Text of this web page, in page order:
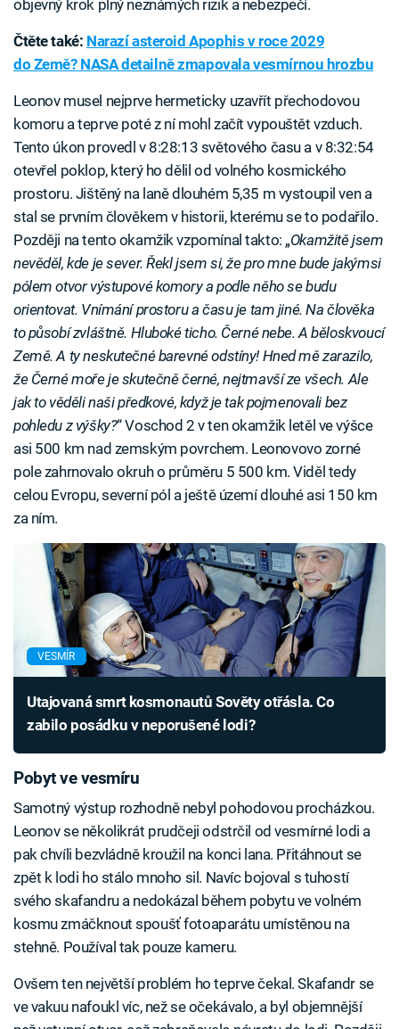
objevný krok plný neznámých rizik a nebezpečí.
Čtěte také: Narazí asteroid Apophis v roce 2029
do Země? NASA detailně zmapovala vesmírnou hrozbu
Leonov musel nejprve hermeticky uzavřít přechodovou
komoru a teprve poté z ní mohl začít vypouštět vzduch.
Tento úkon provedl v 8:28:13 světového času a v 8:32:54
otevřel poklop, který ho dělil od volného kosmického
prostoru. Jištěný na laně dlouhém 5,35 m vystoupil ven a
stal se prvním člověkem v historii, kterému se to podařilo.
Později na tento okamžik vzpomínal takto: „Okamžitě jsem
nevěděl, kde je sever. Řekl jsem si, že pro mne bude jakýmsi
pólem otvor výstupové komory a podle něho se budu
orientovat. Vnímání prostoru a času je tam jiné. Na člověka
to působí zvláštně. Hluboké ticho. Černé nebe. A běloskvoucí
Země. A ty neskutečné barevné odstíny! Hned mě zarazilo,
že Černé moře je skutečně černé, nejtmavší ze všech. Ale
jak to věděli naši předkové, když je tak pojmenovali bez
pohledu z výšky?“ Voschod 2 v ten okamžik letěl ve výšce
asi 500 km nad zemským povrchem. Leonovovo zorné
pole zahrnovalo okruh o průměru 5 500 km. Viděl tedy
celou Evropu, severní pól a ještě území dlouhé asi 150 km
za ním.
VESMÍR
Utajovaná smrt kosmonautů Sověty otřásla. Co
zabilo posádku v neporušené lodi?
Pobyt ve vesmíru
Samotný výstup rozhodně nebyl pohodovou procházkou.
Leonov se několikrát prudčeji odstrčil od vesmírné lodi a
pak chvíli bezvládně kroužil na konci lana. Přitáhnout se
zpět k lodi ho stálo mnoho sil. Navíc bojoval s tuhostí
svého skafandru a nedokázal během pobytu ve volném
kosmu zmáčknout spoušť fotoaparátu umístěnou na
stehně. Používal tak pouze kameru.
Ovšem ten největší problém ho teprve čekal. Skafandr se
ve vakuu nafoukl víc, než se očekávalo, a byl objemnější